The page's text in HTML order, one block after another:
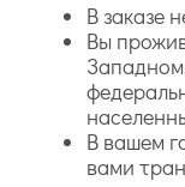
В заказе
Вы
В вашем
вами